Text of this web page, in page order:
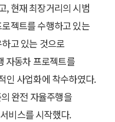
, 현재 최장거리의 시범
젝트를 수행하고 있는
고 있는 것으로
자동차 프로젝트를
인 사업화에 착수하였다.
완전 자율주행을
비스를 시작했다.